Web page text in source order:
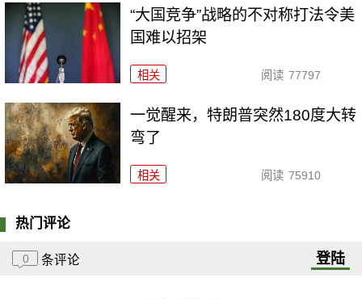
“大国竞争”战略的不对称打法令美
国难以招架
相关 阅读 77797
一觉醒来，特朗普突然180度大转
弯了
相关 阅读 75910
热门评论
0 条评论 登陆